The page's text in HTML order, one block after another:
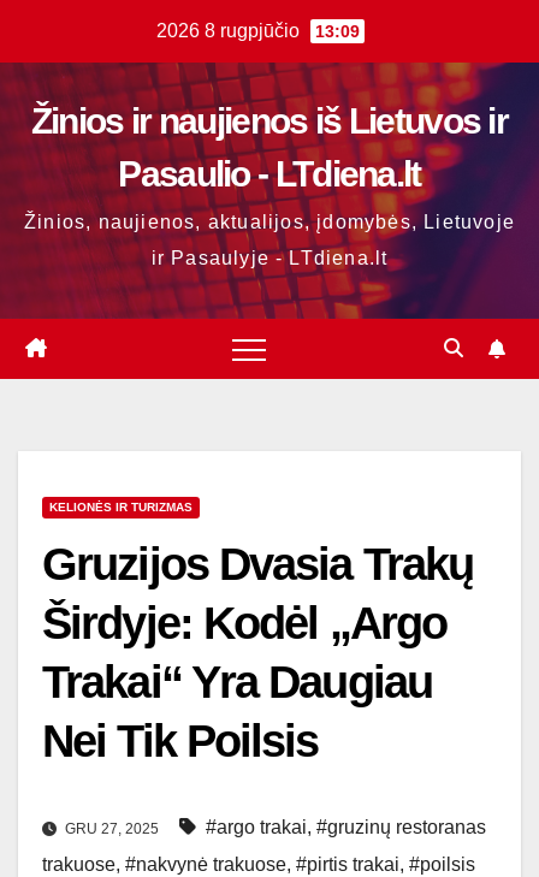
content
2026 8 rugpjūčio 13:09
Žinios ir naujienos iš Lietuvos ir
Pasaulio - LTdiena.lt
Žinios, naujienos, aktualijos, įdomybės, Lietuvoje
ir Pasaulyje - LTdiena.lt
KELIONĖS IR TURIZMAS
Gruzijos Dvasia Trakų
Širdyje: Kodėl „Argo
Trakai“ Yra Daugiau
Nei Tik Poilsis
GRU 27, 2025 #argo trakai, #gruzinų restoranas
trakuose, #nakvynė trakuose, #pirtis trakai, #poilsis